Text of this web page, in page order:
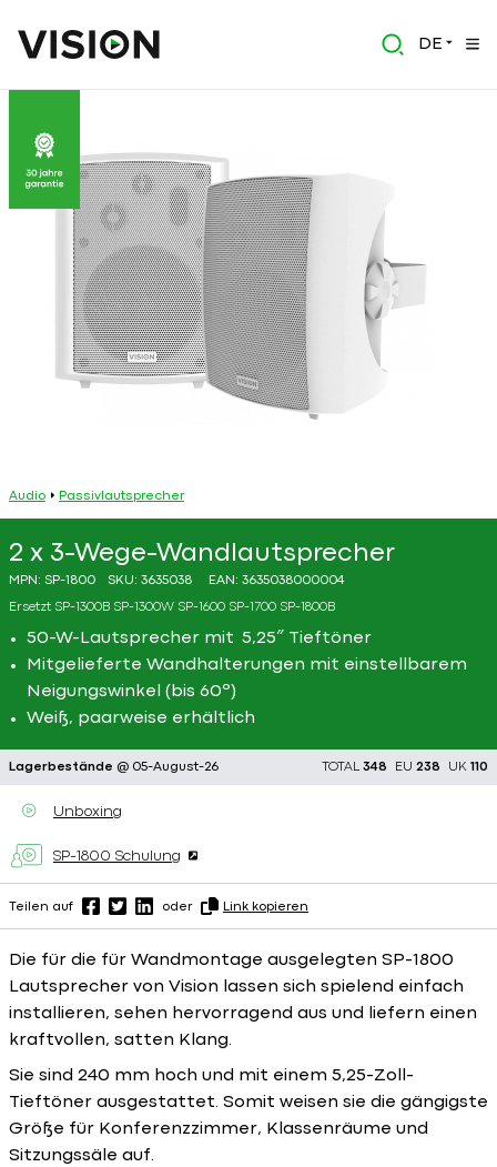
DE
Audio Passivlautsprecher
2 x 3-Wege-Wandlautsprecher
MPN: SP-1800 SKU: 3635038 EAN: 3635038000004
Ersetzt SP-1300B SP-1300W SP-1600 SP-1700 SP-1800B
50-W-Lautsprecher mit 5,25″ Tieftöner
Mitgelieferte Wandhalterungen mit einstellbarem
Neigungswinkel (bis 60º)
Weiß, paarweise erhältlich
Lagerbestände @ 05-August-26 TOTAL 348 EU 238 UK 110
Unboxing
SP-1800 Schulung
Teilen auf oder Link kopieren
Die für die für Wandmontage ausgelegten SP-1800
Lautsprecher von Vision lassen sich spielend einfach
installieren, sehen hervorragend aus und liefern einen
kraftvollen, satten Klang.
Sie sind 240 mm hoch und mit einem 5,25-Zoll-
Tieftöner ausgestattet. Somit weisen sie die gängigste
Größe für Konferenzzimmer, Klassenräume und
Sitzungssäle auf.